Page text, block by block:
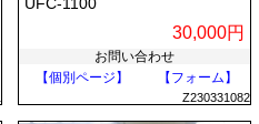
30,000円
お問い合わせ
【個別ページ】
【フォーム】
Z230331082